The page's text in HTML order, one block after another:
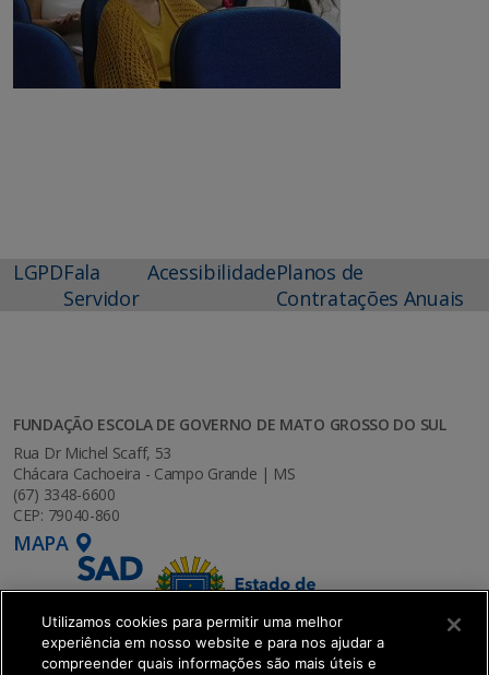
LGPDFala
Servidor
AcessibilidadePlanos de
Contratações Anuais
FUNDAÇÃO ESCOLA DE GOVERNO DE MATO GROSSO DO SUL
Rua Dr Michel Scaff, 53
Chácara Cachoeira - Campo Grande | MS
(67) 3348-6600
CEP: 79040-860
MAPA
Utilizamos cookies para permitir uma melhor
experiência em nosso website e para nos ajudar a
compreender quais informações são mais úteis e